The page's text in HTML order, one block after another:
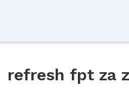
refresh fpt za